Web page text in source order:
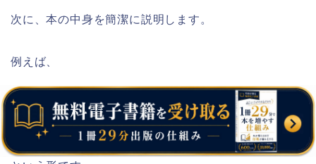
次に、本の中身を簡潔に説明します。
例えば、
「本書では、テーマ決め、原稿作成、表紙準備、KDP
登録、出版申請までを順番に解説します。」